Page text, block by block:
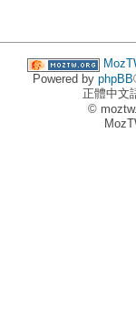
Powered by phpBB
正體中文
©